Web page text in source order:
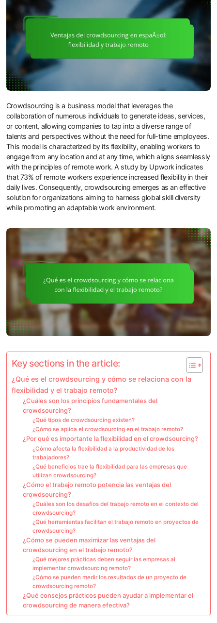
Crowdsourcing is a business model that leverages the
collaboration of numerous individuals to generate ideas, services,
or content, allowing companies to tap into a diverse range of
talents and perspectives without the need for full-time employees.
This model is characterized by its flexibility, enabling workers to
engage from any location and at any time, which aligns seamlessly
with the principles of remote work. A study by Upwork indicates
that 73% of remote workers experience increased flexibility in their
daily lives. Consequently, crowdsourcing emerges as an effective
solution for organizations aiming to harness global skill diversity
while promoting an adaptable work environment.
Key sections in the article:
¿Qué es el crowdsourcing y cómo se relaciona con la
flexibilidad y el trabajo remoto?
¿Cuáles son los principios fundamentales del
crowdsourcing?
¿Qué tipos de crowdsourcing existen?
¿Cómo se aplica el crowdsourcing en el trabajo remoto?
¿Por qué es importante la flexibilidad en el crowdsourcing?
¿Cómo afecta la flexibilidad a la productividad de los
trabajadores?
¿Qué beneficios trae la flexibilidad para las empresas que
utilizan crowdsourcing?
¿Cómo el trabajo remoto potencia las ventajas del
crowdsourcing?
¿Cuáles son los desafíos del trabajo remoto en el contexto del
crowdsourcing?
¿Qué herramientas facilitan el trabajo remoto en proyectos de
crowdsourcing?
¿Cómo se pueden maximizar las ventajas del
crowdsourcing en el trabajo remoto?
¿Qué mejores prácticas deben seguir las empresas al
implementar crowdsourcing remoto?
¿Cómo se pueden medir los resultados de un proyecto de
crowdsourcing remoto?
¿Qué consejos prácticos pueden ayudar a implementar el
crowdsourcing de manera efectiva?